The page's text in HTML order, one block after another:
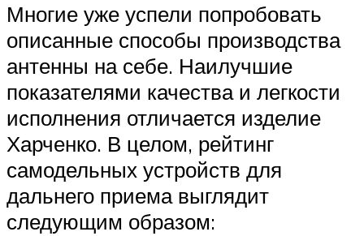
Многие уже успели попробовать
описанные способы производства
антенны на себе. Наилучшие
показателями качества и легкости
исполнения отличается изделие
Харченко. В целом, рейтинг
самодельных устройств для
дальнего приема выглядит
следующим образом: